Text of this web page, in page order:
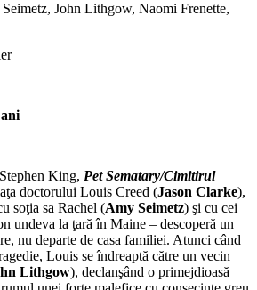
John Lithgow, Naomi Frenette,
King, Pet Sematary/Cimitirul
doctorului Louis Creed (Jason Clarke),
soţia sa Rachel (Amy Seimetz) şi cu cei
undeva la ţară în Maine – descoperă un
nu departe de casa familiei. Atunci când
Louis se îndreaptă către un vecin
Lithgow), declanşând o primejdioasă